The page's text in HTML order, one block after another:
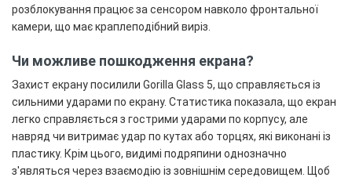
розблокування працює за сенсором навколо фронтальної
камери, що має краплеподібний виріз.
Чи можливе пошкодження екрана?
Захист екрану посилили Gorilla Glass 5, що справляється із
сильними ударами по екрану. Статистика показала, що екран
легко справляється з гострими ударами по корпусу, але
навряд чи витримає удар по кутах або торцях, які виконані із
пластику. Крім цього, видимі подряпини однозначно
з'являться через взаємодію із зовнішнім середовищем. Щоб